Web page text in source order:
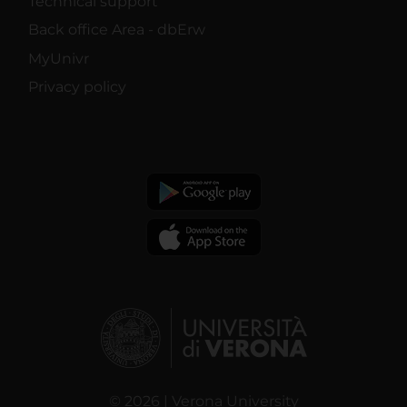
Back office Area - dbErw
MyUnivr
Privacy policy
© 2026 | Verona University